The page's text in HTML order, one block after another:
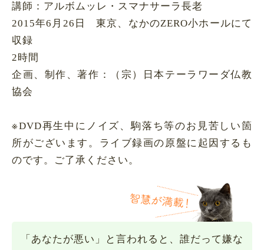
講師：アルボムッレ・スマナサーラ長老
2015年6月26日 東京、なかのZERO小ホールにて
収録
2時間
企画、制作、著作：（宗）日本テーラワーダ仏教
協会
※DVD再生中にノイズ、駒落ち等のお見苦しい箇
所がございます。ライブ録画の原盤に起因するも
のです。ご了承ください。
「あなたが悪い」と言われると、誰だって嫌な